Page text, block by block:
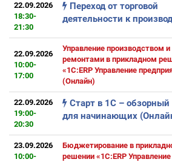
22.09.2026
18:30-
21:30
Переход от торговой
деятельности к
22.09.2026
10:00-
17:00
Управление производством и
ремонтами в прикладном
«1С:ERP Управление
(Онлайн)
22.09.2026
19:00-
20:30
Старт в 1С – обзорный
для начинающих
23.09.2026
10:00-
Бюджетирование в
решении «1С:ERP Управление